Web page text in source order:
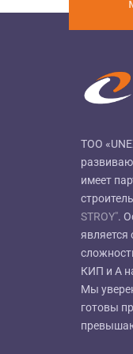
ТОО
имеет
STROY".
является
КИП и А
Мы
готовы